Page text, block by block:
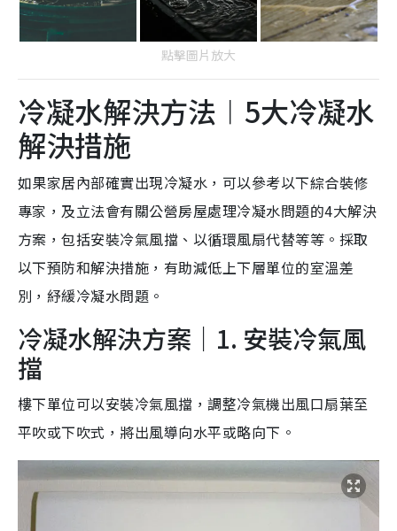
點擊圖片放大
冷凝水解決方法︱5大冷凝水
解決措施
如果家居內部確實出現冷凝水，可以參考以下綜合裝修
專家，及立法會有關公營房屋處理冷凝水問題的4大解決
方案，包括安裝冷氣風擋、以循環風扇代替等等。採取
以下預防和解決措施，有助減低上下層單位的室溫差
別，紓緩冷凝水問題。
冷凝水解決方案｜1. 安裝冷氣風
擋
樓下單位可以安裝冷氣風擋，調整冷氣機出風口扇葉至
平吹或下吹式，將出風導向水平或略向下。